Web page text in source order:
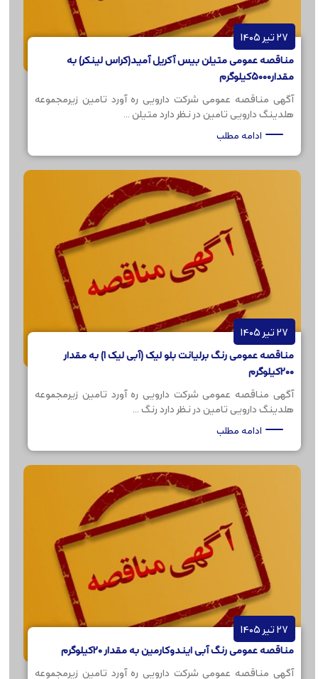
27 تیر 1405
مناقصه عمومی متیلن بیس آکریل آمید(کراس لینکر) به
مقدار5000کیلوگرم
آگهی مناقصه عمومی شرکت دارویی ره آورد تامین زیرمجموعه
هلدینگ دارویی تامین در نظر دارد متیلن ...
ادامه مطلب
27 تیر 1405
مناقصه عمومی رنگ برلیانت بلو لیک (آبی لیک 1) به مقدار
200کیلوگرم
آگهی مناقصه عمومی شرکت دارویی ره آورد تامین زیرمجموعه
هلدینگ دارویی تامین در نظر دارد رنگ ...
ادامه مطلب
27 تیر 1405
مناقصه عمومی رنگ آبی ایندوکارمین به مقدار 20کیلوگرم
آگهی مناقصه عمومی شرکت دارویی ره آورد تامین زیرمجموعه